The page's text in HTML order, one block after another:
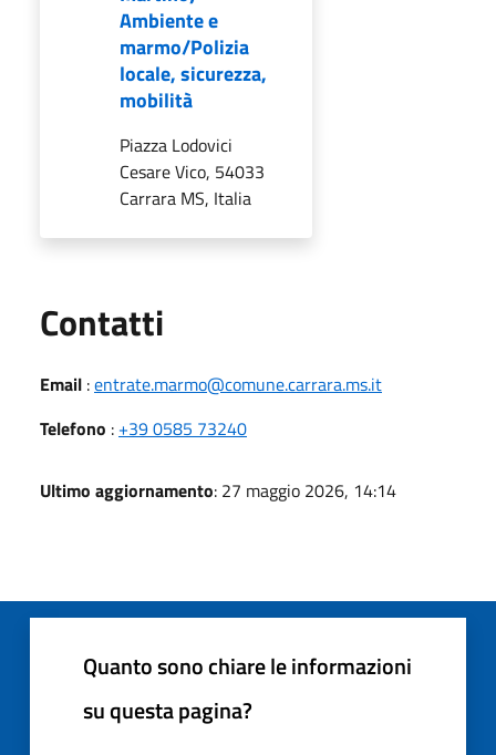
Ambiente e
marmo/Polizia
locale, sicurezza,
mobilità
Piazza Lodovici
Cesare Vico, 54033
Carrara MS, Italia
Contatti
Email :entrate.marmo@comune.carrara.ms.it
Telefono : +39 0585 73240
Ultimo aggiornamento: 27 maggio 2026, 14:14
Quanto sono chiare le informazioni
su questa pagina?